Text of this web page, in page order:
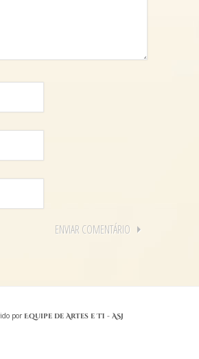
por Equipe de Artes e TI - ASJ